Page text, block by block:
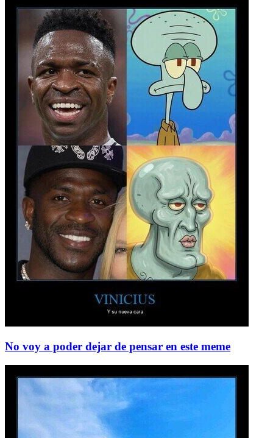
No voy a poder dejar de pensar en este meme